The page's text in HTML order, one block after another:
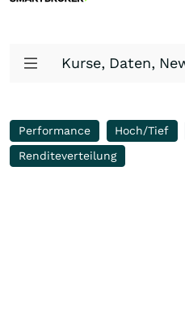
Kurse, Daten,
Performance Hoch/Tief
Renditeverteilung